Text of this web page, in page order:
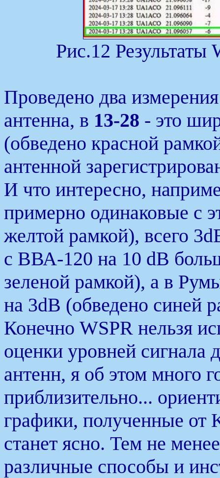
Рис.12 Результаты
Проведено два
антенна, в 13-28 - это
(обведено красной
антенной
И что интересно,
примерно одинаковые с
желтой рамкой), всего
с ВВА-120 на 10 dB
зеленой рамкой), а в
на 3dB (обведено синей
Конечно WSPR нельзя
оценки уровней сигнала
антенн, я об этом много
приблизительно...
графики, полученные от
станет ясно. Тем не
различные способы и